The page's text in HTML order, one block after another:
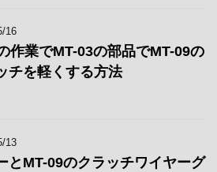
16
作業でMT-03の部品でMT-09の
チを軽くする方法
13
とMT-09のクラッチワイヤーグ